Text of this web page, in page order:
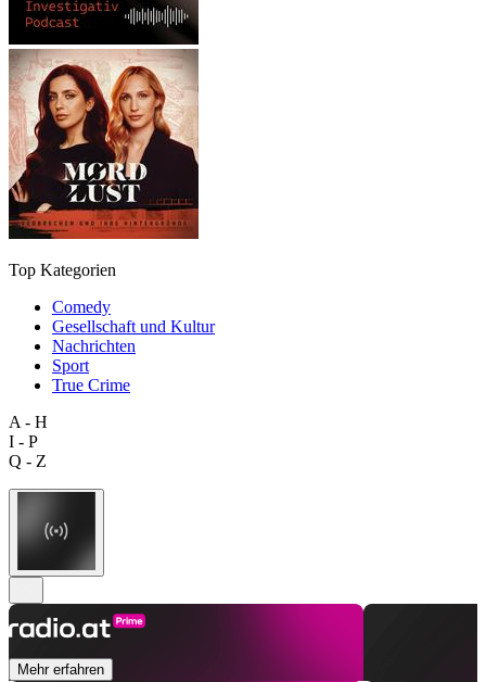
Top Kategorien
Comedy
Gesellschaft und Kultur
Nachrichten
Sport
True Crime
A - H
I - P
Q - Z
Mehr erfahren